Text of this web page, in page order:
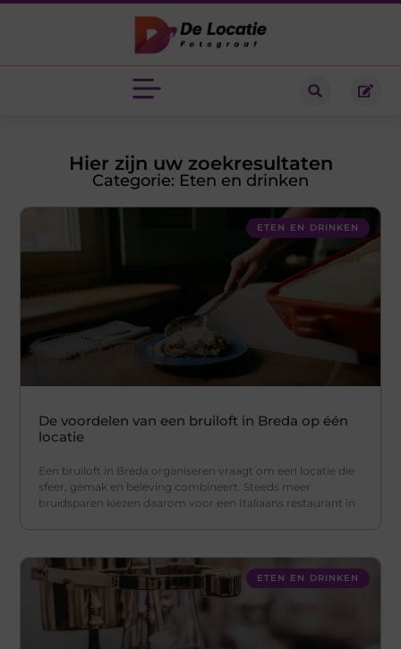
Hier zijn uw zoekresultaten
Categorie: Eten en drinken
ETEN EN DRINKEN
De voordelen van een bruiloft in Breda op één
locatie
Een bruiloft in Breda organiseren vraagt om een locatie die
sfeer, gemak en beleving combineert. Steeds meer
bruidsparen kiezen daarom voor een Italiaans restaurant in
ETEN EN DRINKEN